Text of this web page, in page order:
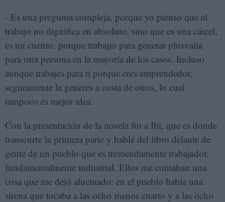
- Es una pregunta compleja, porque yo pienso que el
trabajo no dignifica en absoluto, sino que es una cárcel;
es un cuento, porque trabajas para generar plusvalía
para otra persona en la mayoría de los casos. Incluso
aunque trabajes para ti porque eres emprendedor,
seguramente la generes a costa de otros, lo cual
tampoco es mejor idea.
Con la presentación de la novela fui a Ibi, que es donde
transcurre la primera parte y hablé del libro delante de
gente de un pueblo que es tremendamente trabajador,
fundamentalmente industrial. Ellos me contaban una
cosa que me dejó alucinado: en el pueblo había una
sirena que tocaba a las ocho menos cuarto y a las ocho